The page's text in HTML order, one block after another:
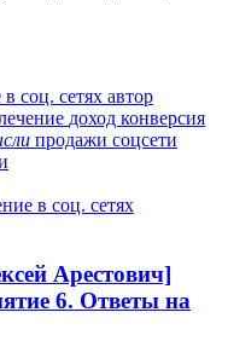
соц. сетях автор
доход конверсия
продажи соцсети
в соц. сетях
Арестович]
6. Ответы на